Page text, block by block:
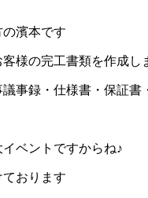
濱本です
様の完工書類を作成し
事録・仕様書・保証
ベントですからね♪
おります